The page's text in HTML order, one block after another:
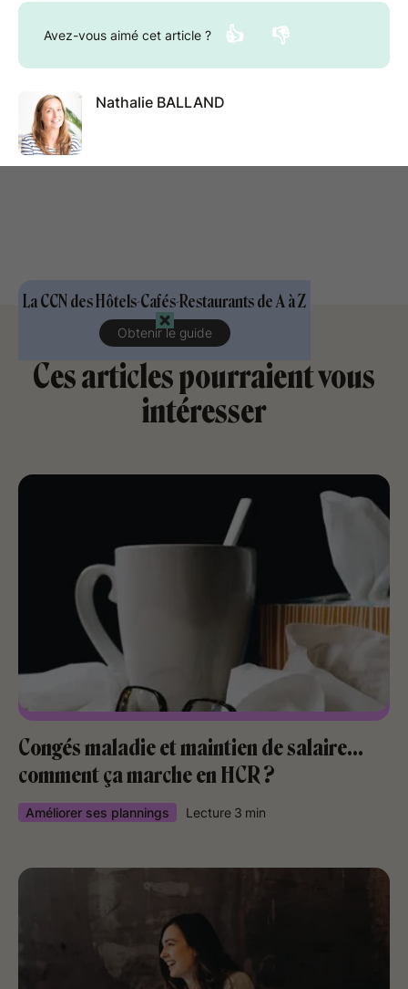
La CCN des Hôtels-Cafés-Restaurants de A à Z
Obtenir le guide
Avez-vous aimé cet article ? 👍 👎
Nathalie BALLAND
Ces articles pourraient vous
intéresser
Congés maladie et maintien de salaire…
comment ça marche en HCR ?
Améliorer ses plannings Lecture 3 min